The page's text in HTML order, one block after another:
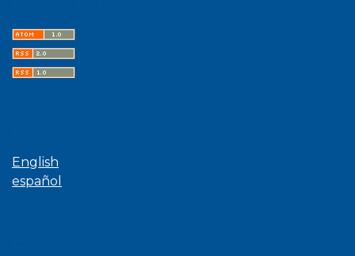
English
español